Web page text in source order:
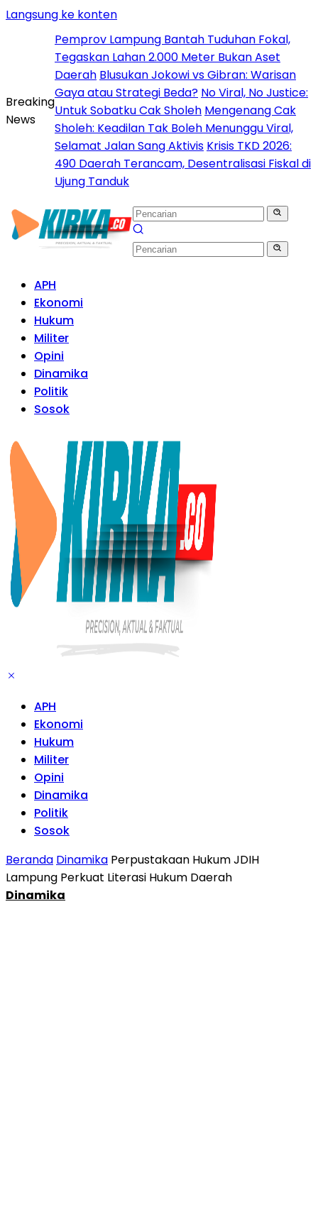
Langsung ke konten
Breaking
News
Pemprov Lampung Bantah Tuduhan Fokal,
Tegaskan Lahan 2.000 Meter Bukan Aset
Daerah Blusukan Jokowi vs Gibran: Warisan
Gaya atau Strategi Beda? No Viral, No Justice:
Untuk Sobatku Cak Sholeh Mengenang Cak
Sholeh: Keadilan Tak Boleh Menunggu Viral,
Selamat Jalan Sang Aktivis Krisis TKD 2026:
490 Daerah Terancam, Desentralisasi Fiskal di
Ujung Tanduk
APH
Ekonomi
Hukum
Militer
Opini
Dinamika
Politik
Sosok
APH
Ekonomi
Hukum
Militer
Opini
Dinamika
Politik
Sosok
Beranda Dinamika Perpustakaan Hukum JDIH
Lampung Perkuat Literasi Hukum Daerah
Dinamika